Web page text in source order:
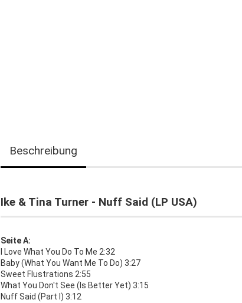
Beschreibung
Ike & Tina Turner - Nuff Said (LP USA)
Seite A:
I Love What You Do To Me 2:32
Baby (What You Want Me To Do) 3:27
Sweet Flustrations 2:55
What You Don't See (Is Better Yet) 3:15
Nuff Said (Part I) 3:12